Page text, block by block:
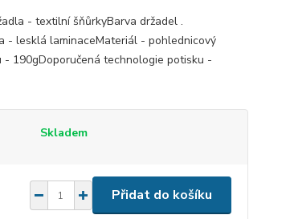
- textilní šňůrkyBarva držadel .
- lesklá laminaceMateriál - pohlednicový
- 190gDoporučená technologie potisku -
Skladem
Přidat do košíku